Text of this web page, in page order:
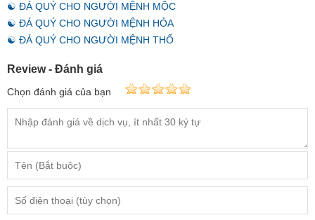
☯ ĐÁ QUÝ CHO NGƯỜI MỆNH MỘC
☯ ĐÁ QUÝ CHO NGƯỜI MỆNH HỎA
☯ ĐÁ QUÝ CHO NGƯỜI MỆNH THỔ
Review - Đánh giá
Chọn đánh giá của bạn